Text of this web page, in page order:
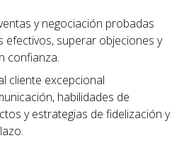
y negociación probadas
efectivos, superar objeciones y
confianza.
cliente excepcional
habilidades de
y estrategias de fidelización y